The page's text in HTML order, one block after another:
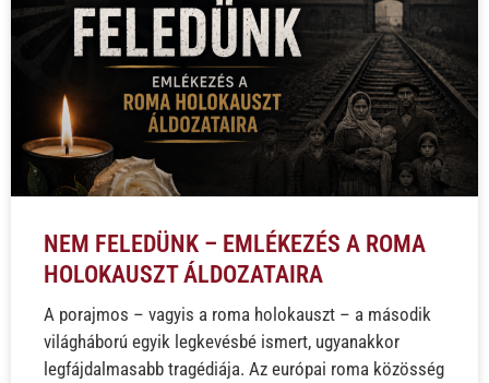
NEM FELEDÜNK – EMLÉKEZÉS A ROMA
HOLOKAUSZT ÁLDOZATAIRA
A porajmos – vagyis a roma holokauszt – a második
világháború egyik legkevésbé ismert, ugyanakkor
legfájdalmasabb tragédiája. Az európai roma közösség